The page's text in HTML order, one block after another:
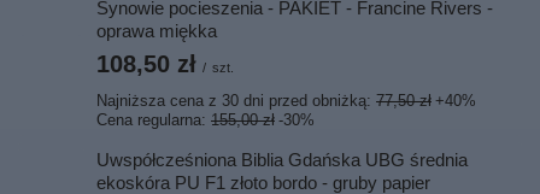
Synowie pocieszenia - PAKIET - Francine Rivers -
oprawa miękka
108,50 zł / szt.
Najniższa cena z 30 dni przed obniżką: 77,50 zł +40%
Cena regularna: 155,00 zł -30%
Uwspółcześniona Biblia Gdańska UBG średnia
ekoskóra PU F1 złoto bordo - gruby papier